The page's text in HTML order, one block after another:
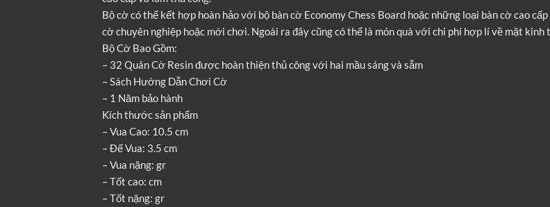
Bộ cờ có thể kết hợp hoàn hảo với bộ bàn cờ Economy Chess Board hoặc những loại bàn cờ cao
cờ chuyên nghiệp hoặc mới chơi. Ngoài ra đây cũng có thể là món quà với chi phí hợp lí về mặt kinh
Bộ Cờ Bao Gồm:
– 32 Quân Cờ Resin được hoàn thiện thủ công với hai mầu sáng và sẫm
– Sách Hướng Dẫn Chơi Cờ
– 1 Năm bảo hành
Kích thước sản phẩm
– Vua Cao: 10.5 cm
– Đế Vua: 3.5 cm
– Vua nặng: gr
– Tốt cao: cm
– Tốt nặng: gr